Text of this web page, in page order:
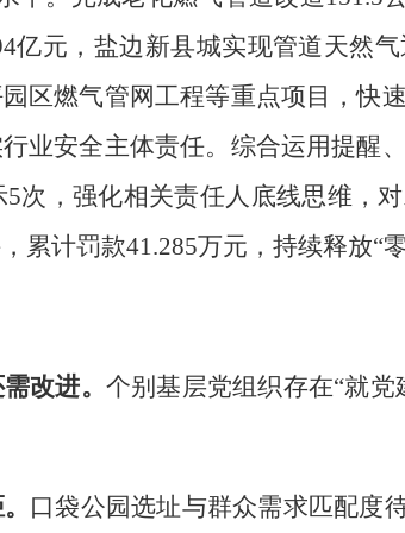
亿元，盐边新县城实现管道天然
区燃气管网工程等重点项目，快
业安全主体责任。综合运用提醒
5次，强化相关责任人底线思维，
累计罚款41.285万元，持续释放“
改进。 个别基层党组织存在“就党
口袋公园选址与群众需求匹配度